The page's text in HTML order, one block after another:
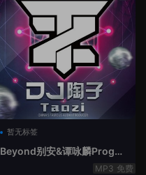
暂无标签
Beyond别安&谭咏麟ProgHo
免费